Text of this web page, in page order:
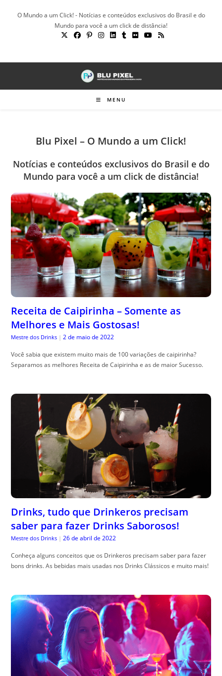
O Mundo a um Click! - Notícias e conteúdos exclusivos do Brasil e do
Mundo para você a um click de distância!
MENU
Blu Pixel – O Mundo a um Click!
Notícias e conteúdos exclusivos do Brasil e do
Mundo para você a um click de distância!
Receita de Caipirinha – Somente as
Melhores e Mais Gostosas!
Mestre dos Drinks | 2 de maio de 2022
Você sabia que existem muito mais de 100 variações de caipirinha?
Separamos as melhores Receita de Caipirinha e as de maior Sucesso.
Drinks, tudo que Drinkeros precisam
saber para fazer Drinks Saborosos!
Mestre dos Drinks | 26 de abril de 2022
Conheça alguns conceitos que os Drinkeros precisam saber para fazer
bons drinks. As bebidas mais usadas nos Drinks Clássicos e muito mais!